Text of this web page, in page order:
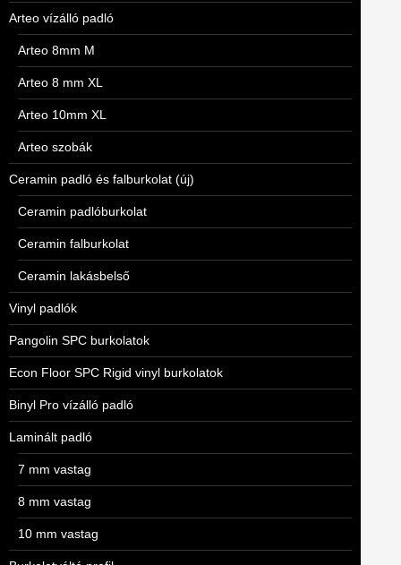
Arteo vízálló padló
Arteo 8mm M
Arteo 8 mm XL
Arteo 10mm XL
Arteo szobák
Ceramin padló és falburkolat (új)
Ceramin padlóburkolat
Ceramin falburkolat
Ceramin lakásbelső
Vinyl padlók
Pangolin SPC burkolatok
Econ Floor SPC Rigid vinyl burkolatok
Binyl Pro vízálló padló
Laminált padló
7 mm vastag
8 mm vastag
10 mm vastag